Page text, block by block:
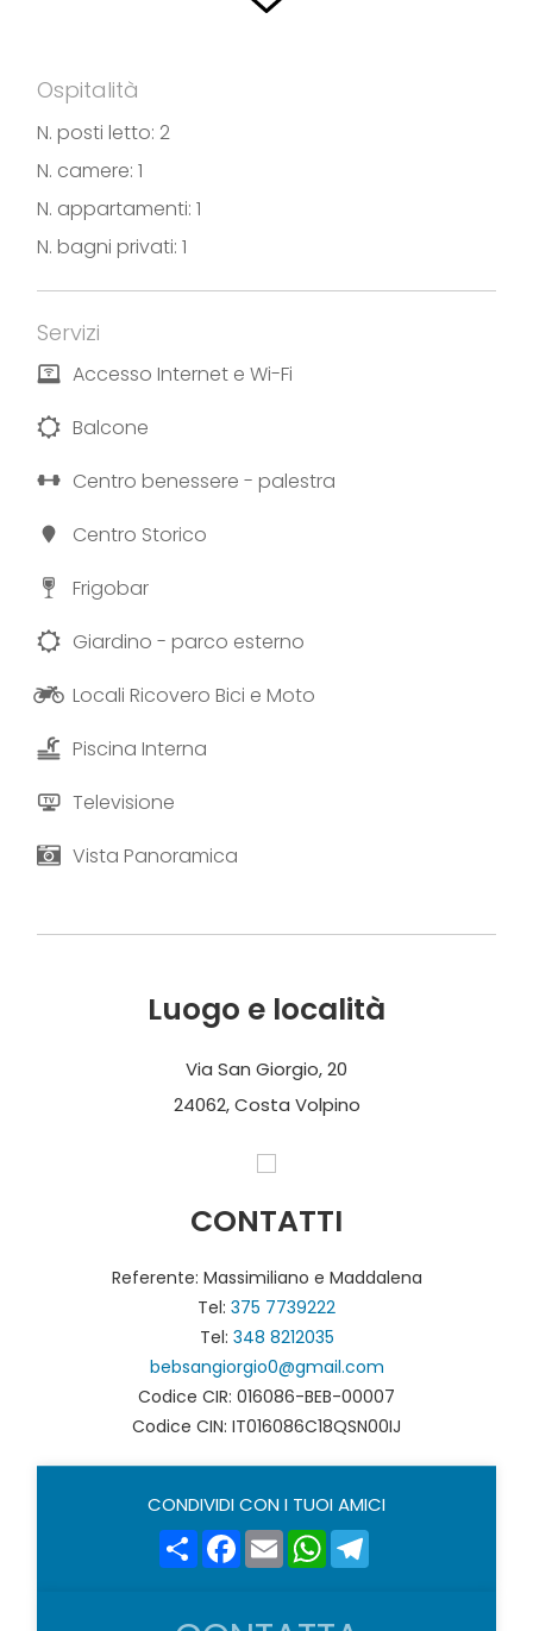
sistemazione mettendo a disposizione, nella sala
da pranzo a piano terra, colazioni con prodotti
tipici locali e dolci fatti in casa.
Fotografie e testi forniti da B&B San Giorgio
Ospitalità
N. posti letto: 2
N. camere: 1
N. appartamenti: 1
N. bagni privati: 1
Servizi
Accesso Internet e Wi-Fi
Balcone
Centro benessere - palestra
Centro Storico
Frigobar
Giardino - parco esterno
Locali Ricovero Bici e Moto
Piscina Interna
Televisione
Vista Panoramica
Luogo e località
Via San Giorgio, 20
24062, Costa Volpino
CONTATTI
Referente: Massimiliano e Maddalena
Tel: 375 7739222
Tel: 348 8212035
bebsangiorgio0@gmail.com
Codice CIR: 016086-BEB-00007
Codice CIN: IT016086C18QSN00IJ
CONDIVIDI CON I TUOI AMICI
ShareFacebook
EmailWhatsApp